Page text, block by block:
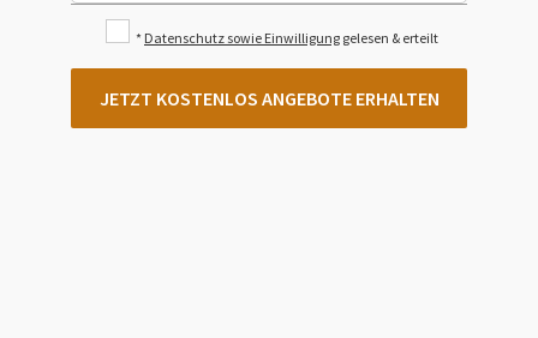
* Datenschutz sowie Einwilligung gelesen & erteilt
JETZT KOSTENLOS ANGEBOTE ERHALTEN